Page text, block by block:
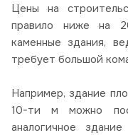
Цены на
правило ниже на
каменные здания,
требует большой
Например, здание
10-ти м можно
аналогичное